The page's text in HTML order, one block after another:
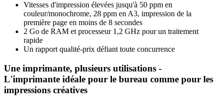
Vitesses d'impression élevées jusqu'à 50 ppm en
couleur/monochrome, 28 ppm en A3, impression de la
première page en moins de 8 secondes
2 Go de RAM et processeur 1,2 GHz pour un traitement
rapide
Un rapport qualité-prix défiant toute concurrence
Une imprimante, plusieurs utilisations -
L'imprimante idéale pour le bureau comme pour les
impressions créatives